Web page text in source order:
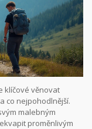
klíčové věnovat
co nejpohodlnější.
malebným
proměnlivým